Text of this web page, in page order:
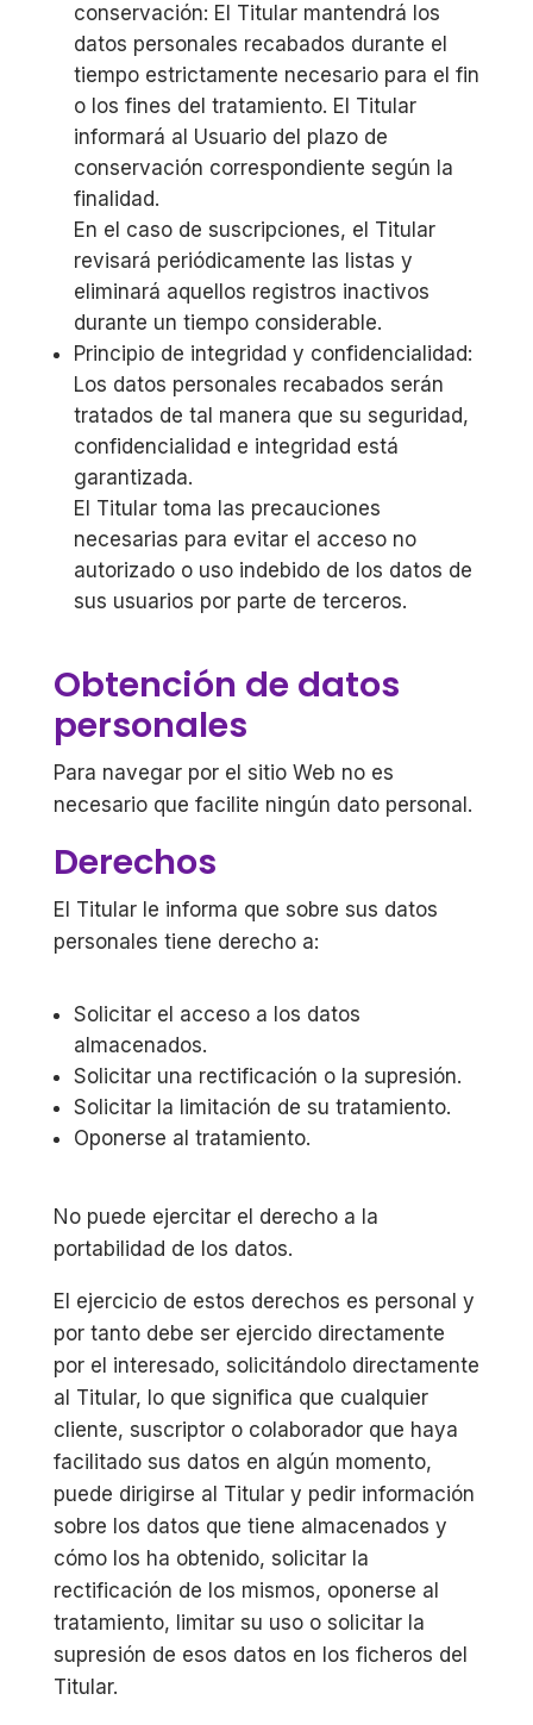
conservación: El Titular mantendrá los
datos personales recabados durante el
tiempo estrictamente necesario para el fin
o los fines del tratamiento. El Titular
informará al Usuario del plazo de
conservación correspondiente según la
finalidad.
En el caso de suscripciones, el Titular
revisará periódicamente las listas y
eliminará aquellos registros inactivos
durante un tiempo considerable.
Principio de integridad y confidencialidad:
Los datos personales recabados serán
tratados de tal manera que su seguridad,
confidencialidad e integridad está
garantizada.
El Titular toma las precauciones
necesarias para evitar el acceso no
autorizado o uso indebido de los datos de
sus usuarios por parte de terceros.
Obtención de datos
personales
Para navegar por el sitio Web no es
necesario que facilite ningún dato personal.
Derechos
El Titular le informa que sobre sus datos
personales tiene derecho a:
Solicitar el acceso a los datos
almacenados.
Solicitar una rectificación o la supresión.
Solicitar la limitación de su tratamiento.
Oponerse al tratamiento.
No puede ejercitar el derecho a la
portabilidad de los datos.
El ejercicio de estos derechos es personal y
por tanto debe ser ejercido directamente
por el interesado, solicitándolo directamente
al Titular, lo que significa que cualquier
cliente, suscriptor o colaborador que haya
facilitado sus datos en algún momento,
puede dirigirse al Titular y pedir información
sobre los datos que tiene almacenados y
cómo los ha obtenido, solicitar la
rectificación de los mismos, oponerse al
tratamiento, limitar su uso o solicitar la
supresión de esos datos en los ficheros del
Titular.